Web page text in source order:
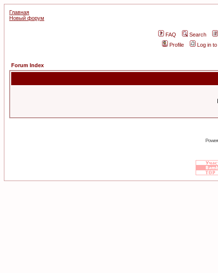
Главная
Новый форум
FAQ
Search
Profile
Log in
Forum Index